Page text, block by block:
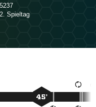
Spieltag
45’